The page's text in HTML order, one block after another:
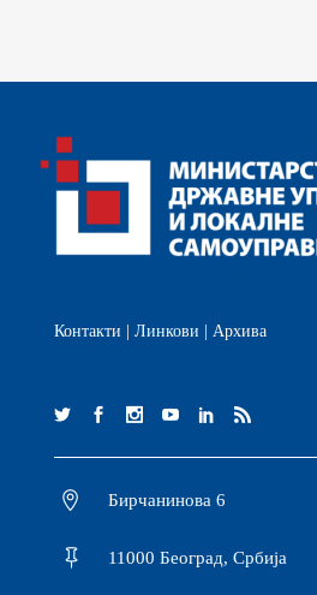
Контакти Линкови Архива
Бирчанинова 6
11000 Београд, Србија